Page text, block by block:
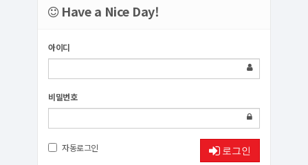
Have a Nice Day!
아이디
비밀번호
자동로그인 로그인